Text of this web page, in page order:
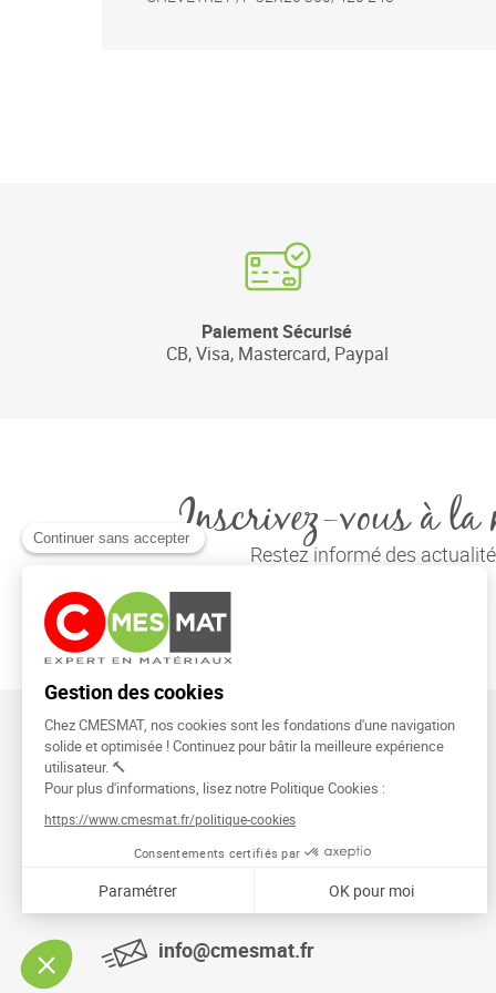
Paiement Sécurisé
CB, Visa, Mastercard, Paypal
Inscrivez-vous à la
Restez informé des
CMESMAT
91026 EVRY COURCOURONNES
info@cmesmat.fr